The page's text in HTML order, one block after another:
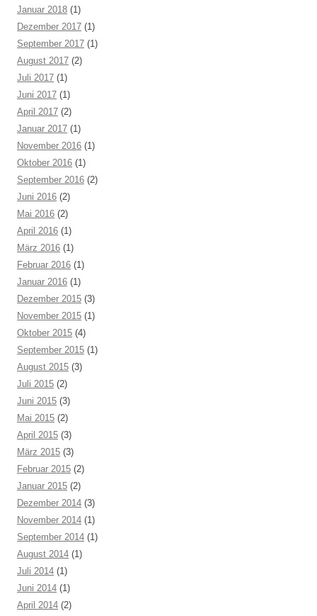
Januar 2018 (1)
Dezember 2017 (1)
September 2017 (1)
August 2017 (2)
Juli 2017 (1)
Juni 2017 (1)
April 2017 (2)
Januar 2017 (1)
November 2016 (1)
Oktober 2016 (1)
September 2016 (2)
Juni 2016 (2)
Mai 2016 (2)
April 2016 (1)
März 2016 (1)
Februar 2016 (1)
Januar 2016 (1)
Dezember 2015 (3)
November 2015 (1)
Oktober 2015 (4)
September 2015 (1)
August 2015 (3)
Juli 2015 (2)
Juni 2015 (3)
Mai 2015 (2)
April 2015 (3)
März 2015 (3)
Februar 2015 (2)
Januar 2015 (2)
Dezember 2014 (3)
November 2014 (1)
September 2014 (1)
August 2014 (1)
Juli 2014 (1)
Juni 2014 (1)
April 2014 (2)